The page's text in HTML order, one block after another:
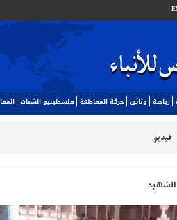
رياضة وثائق حركة المقاطعة فلسطينيو الشتات
فيديو
الشهيد